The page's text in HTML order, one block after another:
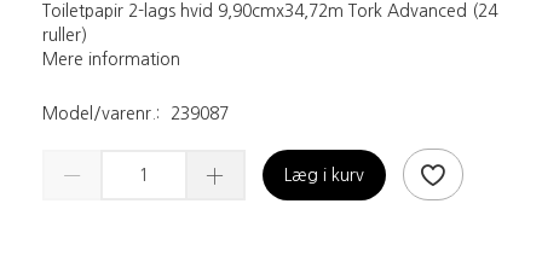
Toiletpapir 2-lags hvid 9,90cmx34,72m Tork Advanced (24
ruller)
Mere information
Model/varenr.: 239087
Læg i kurv